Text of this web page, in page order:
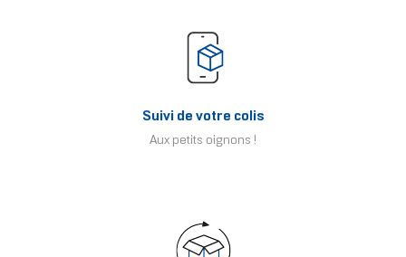
Suivi de votre colis
Aux petits oignons !